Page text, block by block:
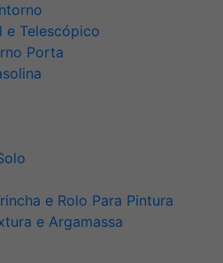
e Telescópico
Porta
e Rolo Para Pintura
e Argamassa